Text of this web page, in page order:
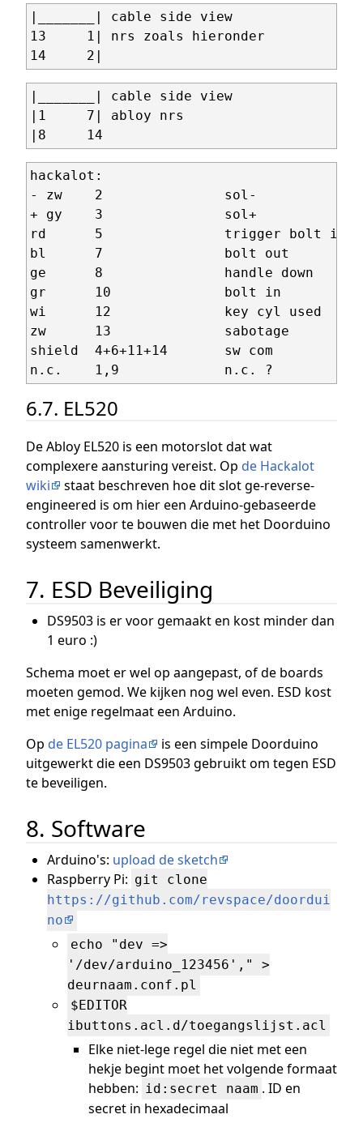
|_______| cable side view
13     1| nrs zoals hieronder
|_______| cable side view
|1     7| abloy nrs
hackalot:
- zw    2               sol-
+ gy    3               sol+
rd      5               trigger bolt in
bl      7               bolt out
ge      8               handle down
gr      10              bolt in
wi      12              key cyl used
zw      13              sabotage
shield  4+6+11+14       sw com
6.7. EL520
De Abloy EL520 is een motorslot dat wat
complexere aansturing vereist. Op de Hackalot
wiki
staat beschreven hoe dit slot ge-reverse-
engineered is om hier een Arduino-gebaseerde
controller voor te bouwen die met het Doorduino
systeem samenwerkt.
7. ESD Beveiliging
DS9503 is er voor gemaakt en kost minder dan
1 euro :)
Schema moet er wel op aangepast, of de boards
moeten gemod. We kijken nog wel even. ESD kost
met enige regelmaat een Arduino.
Op de EL520 pagina
is een simpele Doorduino
uitgewerkt die een DS9503 gebruikt om tegen ESD
te beveiligen.
8. Software
Arduino's: upload de sketch
Raspberry Pi: git clone
https://github.com/revspace/doordui
no
echo "dev =>
'/dev/arduino_123456'," >
deurnaam.conf.pl
$EDITOR
ibuttons.acl.d/toegangslijst.acl
Elke niet-lege regel die niet met een
hekje begint moet het volgende formaat
hebben: id:secret naam . ID en
secret in hexadecimaal